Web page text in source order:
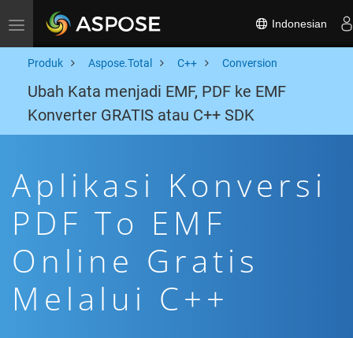
Toggle navigation Indonesian
Produk Aspose.Total C++ Conversion
Ubah Kata menjadi EMF, PDF ke EMF
Konverter GRATIS atau C++ SDK
Aplikasi Konversi
PDF To EMF
Online Gratis
Melalui C++